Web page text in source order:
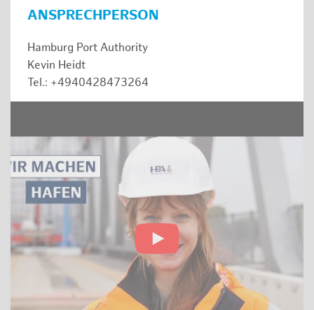
ANSPRECHPERSON
Hamburg Port Authority
Kevin Heidt
Tel.: +4940428473264